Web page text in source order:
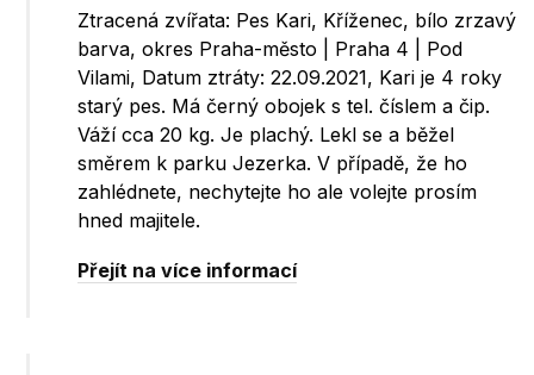
Ztracená zvířata: Pes Kari, Kříženec, bílo zrzavý
barva, okres Praha-město | Praha 4 | Pod
Vilami, Datum ztráty: 22.09.2021, Kari je 4 roky
starý pes. Má černý obojek s tel. číslem a čip.
Váží cca 20 kg. Je plachý. Lekl se a běžel
směrem k parku Jezerka. V případě, že ho
zahlédnete, nechytejte ho ale volejte prosím
hned majitele.
Přejít na více informací